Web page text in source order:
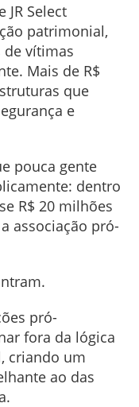
JR Select
patrimonial,
de vítimas
Mais de R$
que
e
pouca gente
dentro
R$ 20 milhões
associação pró-
pró-
fora da lógica
criando um
ao das